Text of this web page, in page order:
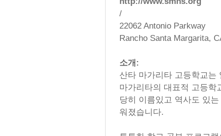
/
22062 Antonio Parkway
Rancho Santa Margarita,
소개:
산타 마가리타 고등학교는
마가리타의 대표적 고등학
당히 이름있고 역사도 있
워졌습니다.